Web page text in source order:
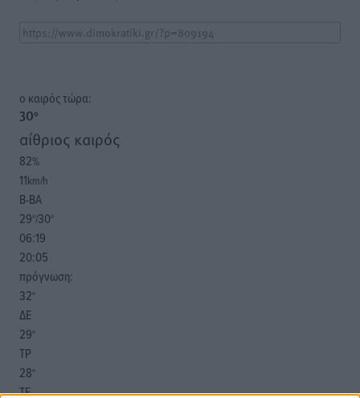
o καιρός τώρα:
30°
αίθριος καιρός
82%
11km/h
Β-ΒΑ
29°/30°
06:19
20:05
πρόγνωση:
32°
ΔΕ
29°
ΤΡ
28°
ΤΕ